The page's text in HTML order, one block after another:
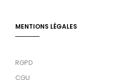
MENTIONS LÉGALES
RGPD
CGU